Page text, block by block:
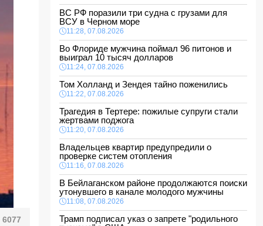
6077
ВС РФ поразили три судна с грузами для
ВСУ в Черном море
11:28, 07.08.2026
Во Флориде мужчина поймал 96 питонов и
выиграл 10 тысяч долларов
11:24, 07.08.2026
Том Холланд и Зендея тайно поженились
11:22, 07.08.2026
Трагедия в Тертере: пожилые супруги стали
жертвами поджога
11:20, 07.08.2026
Владельцев квартир предупредили о
проверке систем отопления
11:16, 07.08.2026
В Бейлаганском районе продолжаются поиски
утонувшего в канале молодого мужчины
11:08, 07.08.2026
Трамп подписал указ о запрете "родильного